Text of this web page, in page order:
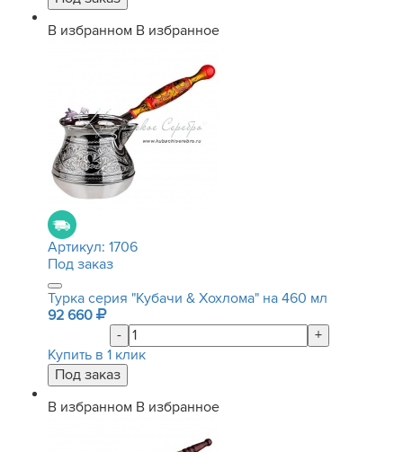
В избранном В избранное
Артикул: 1706
Под заказ
Турка серия "Кубачи & Хохлома" на 460 мл
92 660
-
+
Купить в 1 клик
В избранном В избранное